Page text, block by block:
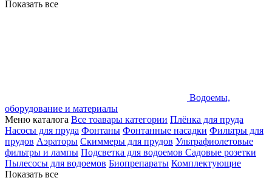
Показать все
Водоемы,
оборудование и материалы
Меню каталога Все тоавары категории Плёнка для пруда
Насосы для пруда Фонтаны Фонтанные насадки Фильтры для
прудов Аэраторы Скиммеры для прудов Ультрафиолетовые
фильтры и лампы Подсветка для водоемов Садовые розетки
Пылесосы для водоемов Биопрепараты Комплектующие
Показать все